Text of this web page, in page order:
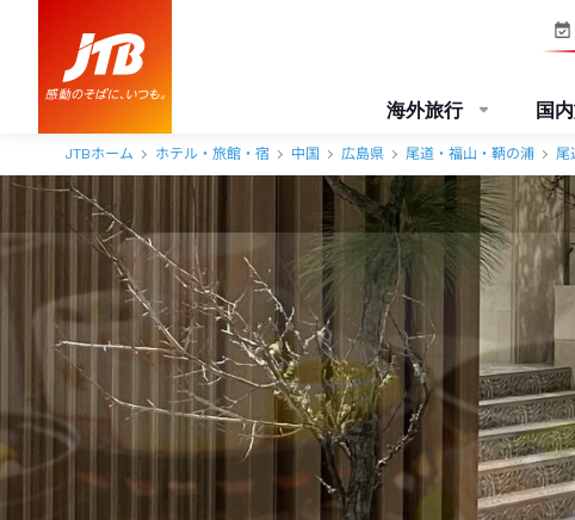
海外旅行 国
JTBホーム ホテル・旅館・宿 中国 広島県 尾道・福山・鞆の浦 尾